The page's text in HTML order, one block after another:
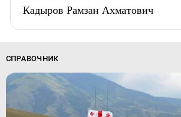
Кадыров Рамзан Ахматович
СПРАВОЧНИК